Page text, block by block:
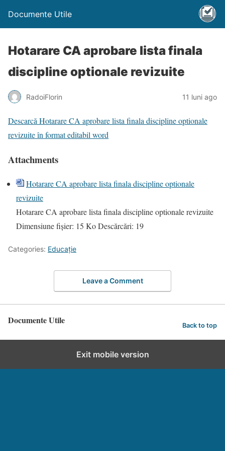
Documente Utile
Hotarare CA aprobare lista finala
discipline optionale revizuite
RadoiFlorin 11 luni ago
Descarcă Hotarare CA aprobare lista finala discipline optionale
revizuite în format editabil word
Attachments
Hotarare CA aprobare lista finala discipline optionale
revizuite
Hotarare CA aprobare lista finala discipline optionale revizuite
Dimensiune fișier: 15 KoDescărcări: 19
Categories: Educație
Leave a Comment
Documente Utile Back to top
Exit mobile version